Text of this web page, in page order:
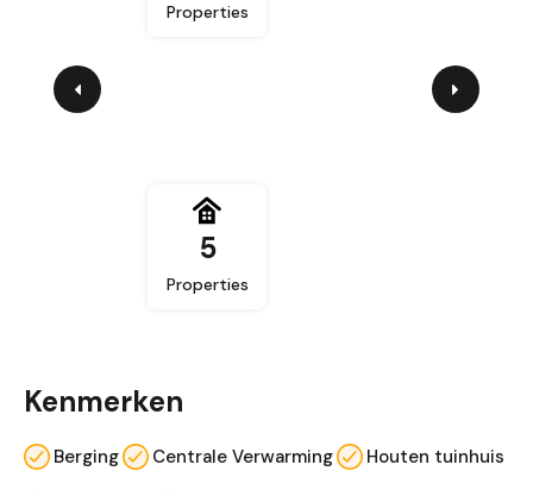
Properties
5
Properties
Kenmerken
Berging Centrale Verwarming Houten tuinhuis